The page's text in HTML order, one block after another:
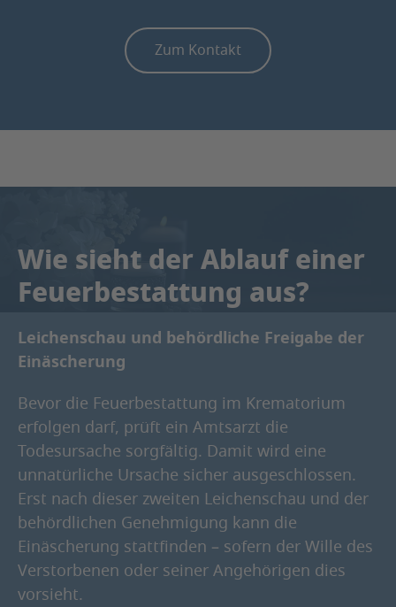
Zum Kontakt
Wie sieht der Ablauf einer
Feuerbestattung aus?
Leichenschau und behördliche Freigabe der
Einäscherung
Bevor die Feuerbestattung im Krematorium
erfolgen darf, prüft ein Amtsarzt die
Todesursache sorgfältig. Damit wird eine
unnatürliche Ursache sicher ausgeschlossen.
Erst nach dieser zweiten Leichenschau und der
behördlichen Genehmigung kann die
Einäscherung stattfinden – sofern der Wille des
Verstorbenen oder seiner Angehörigen dies
vorsieht.